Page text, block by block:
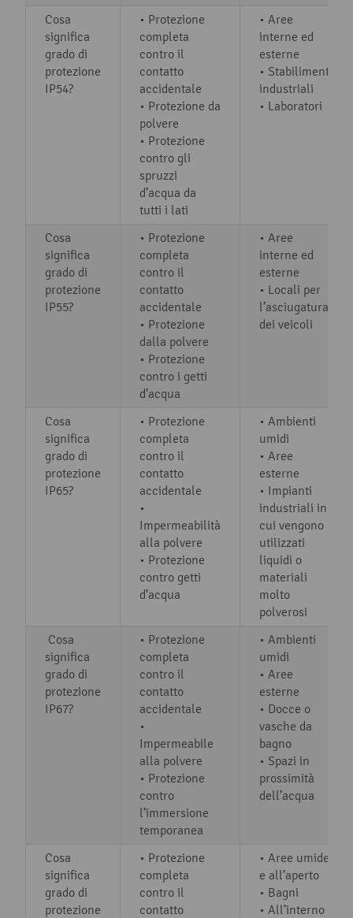
Cosa
significa
grado di
protezione
IP54?
• Protezione
completa
contro il
contatto
accidentale
• Protezione da
polvere
• Protezione
contro gli
spruzzi
d’acqua da
tutti i lati
• Aree
interne ed
esterne
• Stabilimenti
industriali
• Laboratori
Cosa
significa
grado di
protezione
IP55?
• Protezione
completa
contro il
contatto
accidentale
• Protezione
dalla polvere
• Protezione
contro i getti
d’acqua
• Aree
interne ed
esterne
• Locali per
l’asciugatura
dei veicoli
Cosa
significa
grado di
protezione
IP65?
• Protezione
completa
contro il
contatto
accidentale
•
Impermeabilità
alla polvere
• Protezione
contro getti
d’acqua
• Ambienti
umidi
• Aree
esterne
• Impianti
industriali in
cui vengono
utilizzati
liquidi o
materiali
molto
polverosi
Cosa
significa
grado di
protezione
IP67?
• Protezione
completa
contro il
contatto
accidentale
•
Impermeabile
alla polvere
• Protezione
contro
l’immersione
temporanea
• Ambienti
umidi
• Aree
esterne
• Docce o
vasche da
bagno
• Spazi in
prossimità
dell’acqua
Cosa
significa
grado di
protezione
• Protezione
completa
contro il
contatto
• Aree umide
e all’aperto
• Bagni
• All’interno